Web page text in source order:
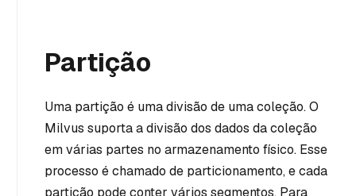
Partição
Uma partição é uma divisão de uma coleção. O
Milvus suporta a divisão dos dados da coleção
em várias partes no armazenamento físico. Esse
processo é chamado de particionamento, e cada
partição pode conter vários segmentos. Para